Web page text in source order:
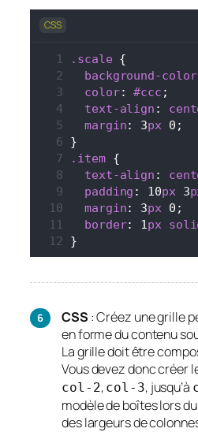
CSS
.scale {
background-color
color: #ccc ;
text-align :
margin: 3px 0;
}
.item {
text-align :
padding : 10px 3
margin: 3px 0;
border: 1 px
}
CSS : Créez une grille
en forme du contenu
La grille doit être
Vous devez donc créer
col-2, col-3, jusqu’à
modèle de boîtes lors
des largeurs de